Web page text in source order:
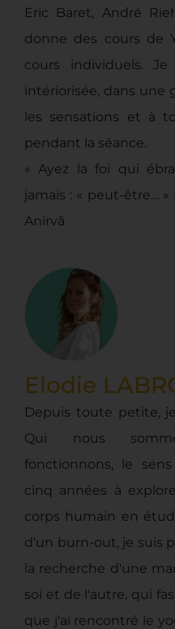
Eric Baret, André
donne des cours de
cours individuels.
intériorisée, dans une
les sensations et à
pendant la séance.
« Ayez la foi qui
jamais : « peut-être… »
Anirvâ
Elodie
Depuis toute petite,
Qui nous
fonctionnons, le
cinq années à
corps humain en
d'un burn-out, je suis
la recherche d'une
soi et de l'autre, qui
que j'ai rencontré le